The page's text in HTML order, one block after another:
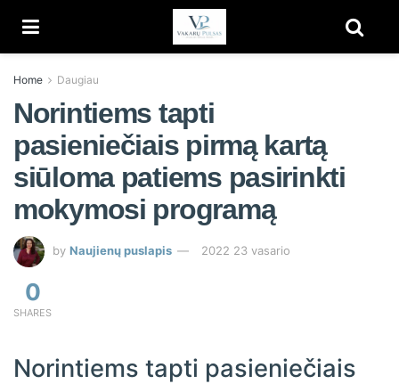
Home Daugiau
Norintiems tapti
pasieniečiais pirmą kartą
siūloma patiems pasirinkti
mokymosi programą
by Naujienų puslapis 2022 23 vasario
0
SHARES
Norintiems tapti pasieniečiais